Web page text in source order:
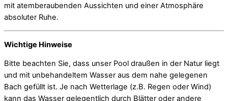
mit atemberaubenden Aussichten und einer Atmosphäre
absoluter Ruhe.
Wichtige Hinweise
Bitte beachten Sie, dass unser Pool draußen in der Natur liegt
und mit unbehandeltem Wasser aus dem nahe gelegenen
Bach gefüllt ist. Je nach Wetterlage (z.B. Regen oder Wind)
kann das Wasser gelegentlich durch Blätter oder andere